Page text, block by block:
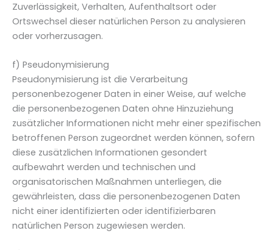
Zuverlässigkeit, Verhalten, Aufenthaltsort oder
Ortswechsel dieser natürlichen Person zu analysieren
oder vorherzusagen.
f) Pseudonymisierung
Pseudonymisierung ist die Verarbeitung
personenbezogener Daten in einer Weise, auf welche
die personenbezogenen Daten ohne Hinzuziehung
zusätzlicher Informationen nicht mehr einer spezifischen
betroffenen Person zugeordnet werden können, sofern
diese zusätzlichen Informationen gesondert
aufbewahrt werden und technischen und
organisatorischen Maßnahmen unterliegen, die
gewährleisten, dass die personenbezogenen Daten
nicht einer identifizierten oder identifizierbaren
natürlichen Person zugewiesen werden.